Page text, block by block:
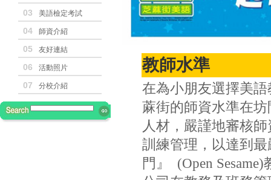
03 美語檢定考試
04 師資介紹
05 友好連結
06 活動照片
07 分校介紹
教師水準
在為小朋友選擇美
蔴街的師資水準在
人材，嚴謹地審核
訓練管理，以達到
門』 (Open